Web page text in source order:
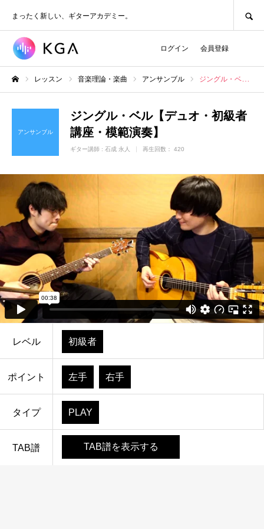
まったく新しい、ギターアカデミー。
ログイン 会員登録
レッスン 音楽理論・楽曲 アンサンブル ジングル・ベル【デュオ・初級者講座・模範演奏】
アンサンブル
ジングル・ベル【デュオ・初級者
講座・模範演奏】
ギター講師 : 石成 永人 再生回数： 420
レベル 初級者
ポイント 左手 右手
タイプ PLAY
TAB譜 TAB譜を表示する